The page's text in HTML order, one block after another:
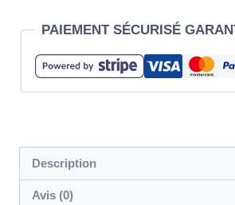
PAIEMENT SÉCURISÉ
Description
Avis (0)